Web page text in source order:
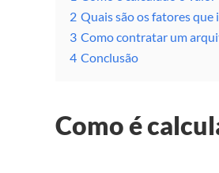
2 Quais são os fatores
3 Como contratar um
4 Conclusão
Como é